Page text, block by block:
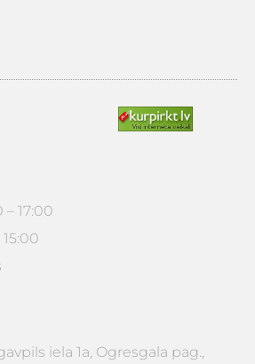
– 17:00
iela 1a, Ogresgala pag.,